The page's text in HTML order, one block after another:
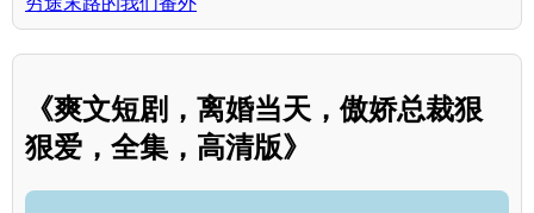
《爽文短剧，离婚当天，傲娇总裁狠
狠爱，全集，高清版》